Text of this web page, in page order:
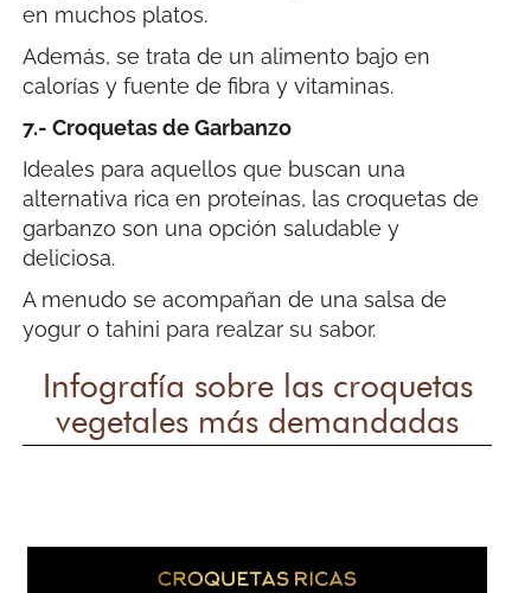
en muchos platos.
Además, se trata de un alimento bajo en
calorías y fuente de fibra y vitaminas.
7.- Croquetas de Garbanzo
Ideales para aquellos que buscan una
alternativa rica en proteínas, las croquetas de
garbanzo son una opción saludable y
deliciosa.
A menudo se acompañan de una salsa de
yogur o tahini para realzar su sabor.
Infografía sobre las croquetas
vegetales más demandadas